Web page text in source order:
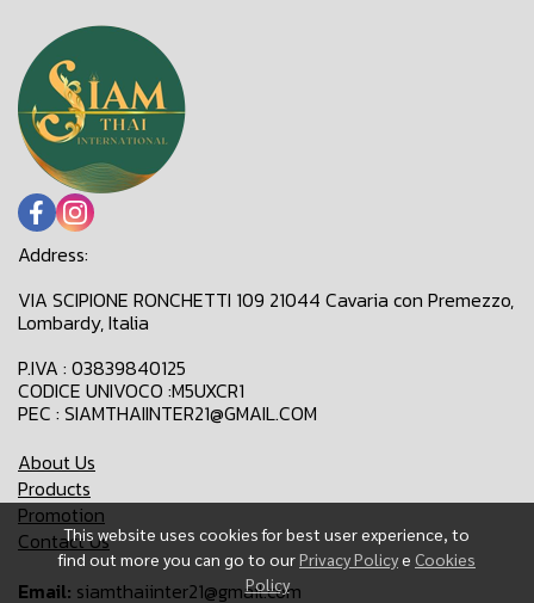
This website uses cookies for best user experience, to
find out more you can go to ourPrivacy Policye Cookies
Policy
Address:
VIA SCIPIONE RONCHETTI 109 21044 Cavaria con Premezzo,
Lombardy, Italia
P.IVA : 03839840125
CODICE UNIVOCO :M5UXCR1
PEC : SIAMTHAIINTER21@GMAIL.COM
About Us
Products
Promotion
Contact Us
Email: siamthaiinter21@gmail.com